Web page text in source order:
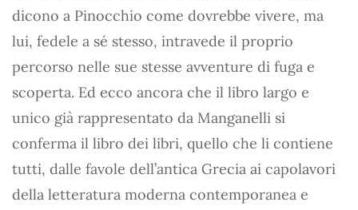
dicono a Pinocchio come dovrebbe vivere, ma
lui, fedele a sé stesso, intravede il proprio
percorso nelle sue stesse avventure di fuga e
scoperta. Ed ecco ancora che il libro largo e
unico già rappresentato da Manganelli si
conferma il libro dei libri, quello che li contiene
tutti, dalle favole dell’antica Grecia ai capolavori
della letteratura moderna contemporanea e